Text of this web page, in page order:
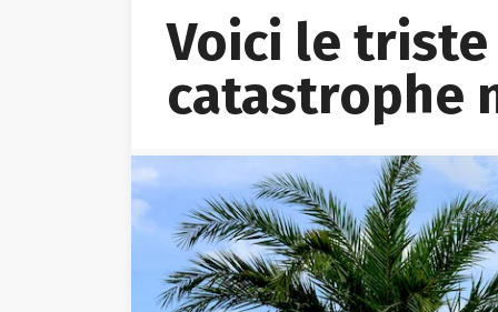
Voici le
catastrophe